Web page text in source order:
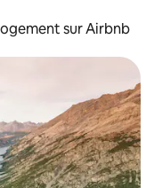
sur Airbnb